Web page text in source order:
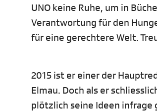
UNO keine Ruhe, um in
Verantwortung für den
für eine gerechtere Welt.
2015 ist er einer der
Elmau. Doch als er
plötzlich seine Ideen infrage